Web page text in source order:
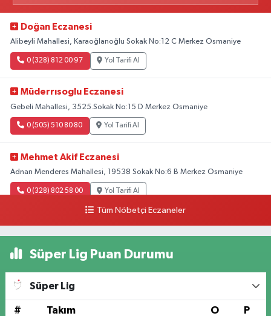
Doğan Eczanesi
Alibeyli Mahallesi, Karaoğlanoğlu Sokak No:12 C Merkez Osmaniye
0 (328) 812 00 97 Yol Tarifi Al
Müderrısoglu Eczanesi
Gebeli Mahallesi, 3525.Sokak No:15 D Merkez Osmaniye
0 (505) 510 80 80 Yol Tarifi Al
Mehmet Akif Eczanesi
Adnan Menderes Mahallesi, 19538 Sokak No:6 B Merkez Osmaniye
0 (328) 802 58 00 Yol Tarifi Al
Tüm Nöbetçi Eczaneler
Süper Lig Puan Durumu
Süper Lig
# Takım O P